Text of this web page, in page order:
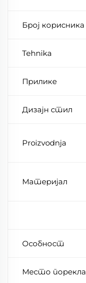
Број корисника
Tehnika
Прилике
Дизајн стил
Proizvodnja
Материјал
Особност
Место порекла